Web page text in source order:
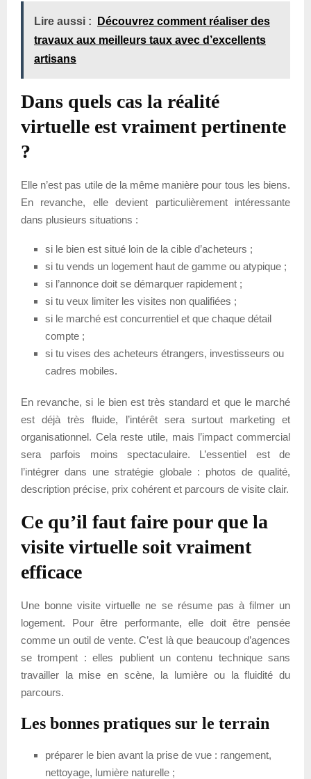
Lire aussi :
Découvrez comment réaliser des
travaux aux meilleurs taux avec d’excellents
artisans
Dans quels cas la réalité
virtuelle est vraiment pertinente
?
Elle n’est pas utile de la même manière pour tous les biens.
En revanche, elle devient particulièrement intéressante
dans plusieurs situations :
si le bien est situé loin de la cible d’acheteurs ;
si tu vends un logement haut de gamme ou atypique ;
si l’annonce doit se démarquer rapidement ;
si tu veux limiter les visites non qualifiées ;
si le marché est concurrentiel et que chaque détail
compte ;
si tu vises des acheteurs étrangers, investisseurs ou
cadres mobiles.
En revanche, si le bien est très standard et que le marché
est déjà très fluide, l’intérêt sera surtout marketing et
organisationnel. Cela reste utile, mais l’impact commercial
sera parfois moins spectaculaire. L’essentiel est de
l’intégrer dans une stratégie globale : photos de qualité,
description précise, prix cohérent et parcours de visite clair.
Ce qu’il faut faire pour que la
visite virtuelle soit vraiment
efficace
Une bonne visite virtuelle ne se résume pas à filmer un
logement. Pour être performante, elle doit être pensée
comme un outil de vente. C’est là que beaucoup d’agences
se trompent : elles publient un contenu technique sans
travailler la mise en scène, la lumière ou la fluidité du
parcours.
Les bonnes pratiques sur le terrain
préparer le bien avant la prise de vue : rangement,
nettoyage, lumière naturelle ;